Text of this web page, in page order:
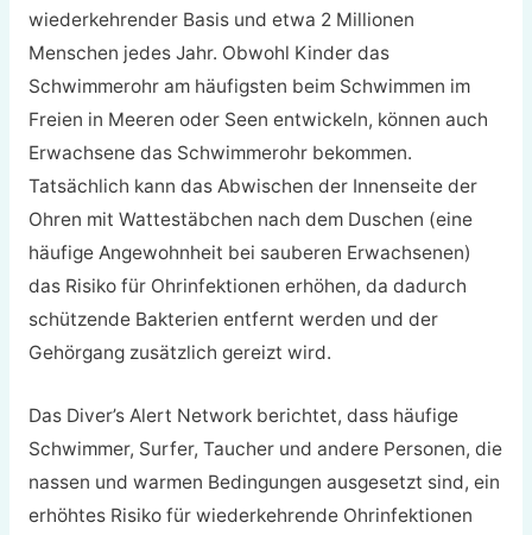
wiederkehrender Basis und etwa 2 Millionen
Menschen jedes Jahr. Obwohl Kinder das
Schwimmerohr am häufigsten beim Schwimmen im
Freien in Meeren oder Seen entwickeln, können auch
Erwachsene das Schwimmerohr bekommen.
Tatsächlich kann das Abwischen der Innenseite der
Ohren mit Wattestäbchen nach dem Duschen (eine
häufige Angewohnheit bei sauberen Erwachsenen)
das Risiko für Ohrinfektionen erhöhen, da dadurch
schützende Bakterien entfernt werden und der
Gehörgang zusätzlich gereizt wird.
Das Diver’s Alert Network berichtet, dass häufige
Schwimmer, Surfer, Taucher und andere Personen, die
nassen und warmen Bedingungen ausgesetzt sind, ein
erhöhtes Risiko für wiederkehrende Ohrinfektionen